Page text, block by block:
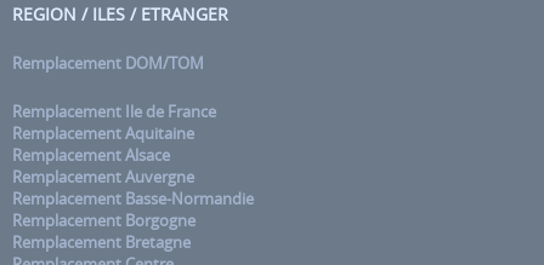
REGION / ILES / ETRANGER
Remplacement DOM/TOM
Remplacement Ile de France
Remplacement Aquitaine
Remplacement Alsace
Remplacement Auvergne
Remplacement Basse-Normandie
Remplacement Borgogne
Remplacement Bretagne